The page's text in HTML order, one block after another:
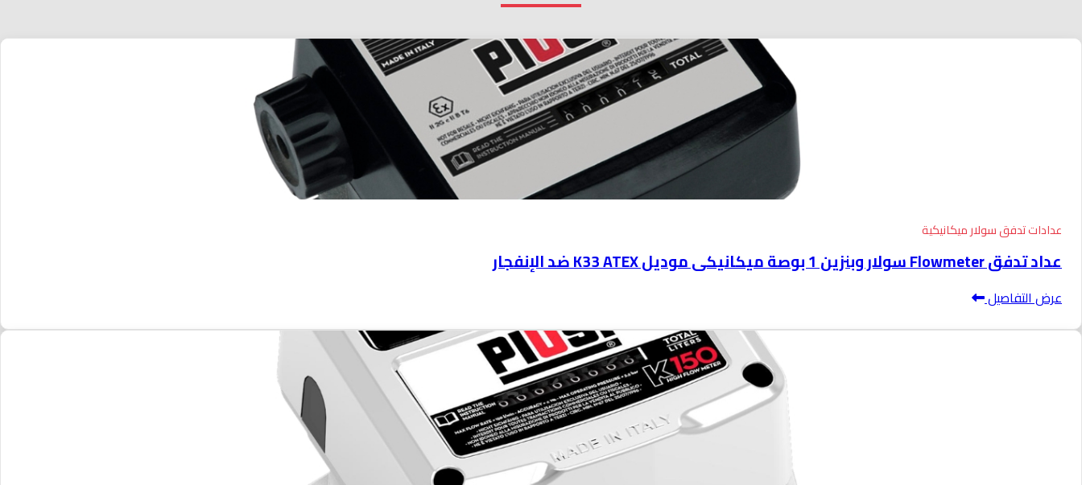
عدادات تدفق سولار ميكانيكية
عداد تدفق Flowmeter سولار وبنزين 1 بوصة ميكانيكى موديل K33 ATEX ضد الإنفجار
عرض التفاصيل